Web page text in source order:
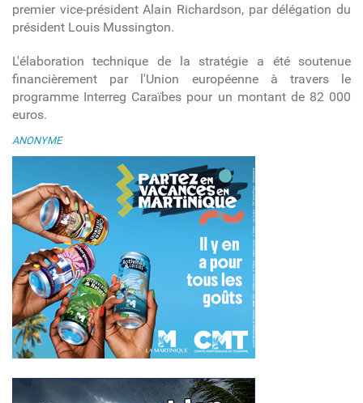
premier vice-président Alain Richardson, par délégation du
président Louis Mussington.
L'élaboration technique de la stratégie a été soutenue
financièrement par l'Union européenne à travers le
programme Interreg Caraïbes pour un montant de 82 000
euros.
ANONYME